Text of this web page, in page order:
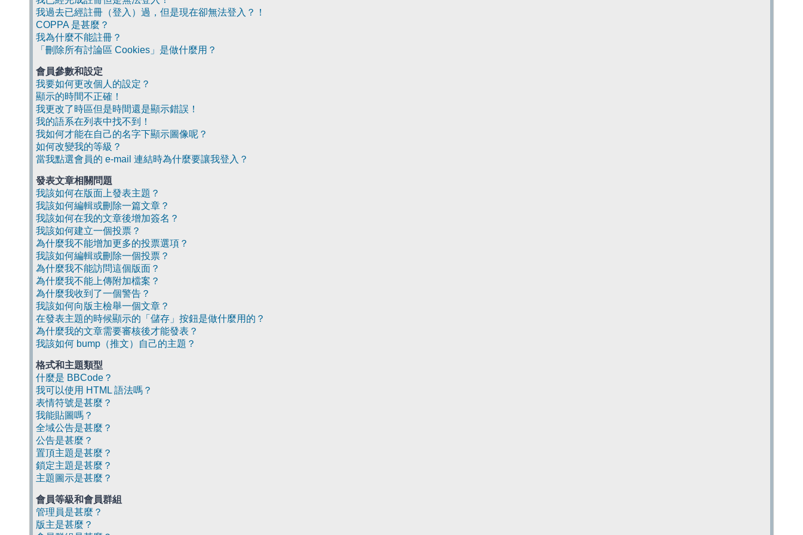
我過去已經註冊（登入）過，但是現在卻無法登入？！
COPPA 是甚麼？
我為什麼不能註冊？
「刪除所有討論區 Cookies」是做什麼用？
會員參數和設定
我要如何更改個人的設定？
顯示的時間不正確！
我更改了時區但是時間還是顯示錯誤！
我的語系在列表中找不到！
我如何才能在自己的名字下顯示圖像呢？
如何改變我的等級？
當我點選會員的 e-mail 連結時為什麼要讓我登入？
發表文章相關問題
我該如何在版面上發表主題？
我該如何編輯或刪除一篇文章？
我該如何在我的文章後增加簽名？
我該如何建立一個投票？
為什麼我不能增加更多的投票選項？
我該如何編輯或刪除一個投票？
為什麼我不能訪問這個版面？
為什麼我不能上傳附加檔案？
為什麼我收到了一個警告？
我該如何向版主檢舉一個文章？
在發表主題的時候顯示的「儲存」按鈕是做什麼用的？
為什麼我的文章需要審核後才能發表？
我該如何 bump（推文）自己的主題？
格式和主題類型
什麼是 BBCode？
我可以使用 HTML 語法嗎？
表情符號是甚麼？
我能貼圖嗎？
全域公告是甚麼？
公告是甚麼？
置頂主題是甚麼？
鎖定主題是甚麼？
主題圖示是甚麼？
會員等級和會員群組
管理員是甚麼？
版主是甚麼？